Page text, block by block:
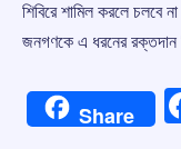
শিবিরে শামিল করলে
জনগণকে এ ধরনের রক্তদান
Share